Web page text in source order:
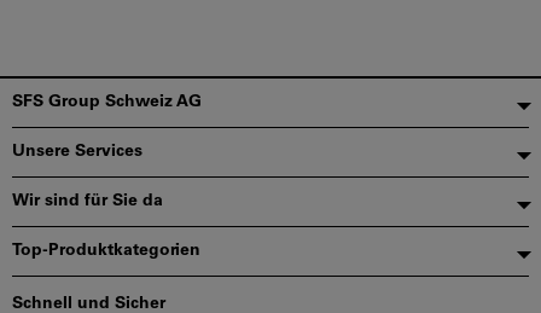
Fußzeile
SFS Group Schweiz AG
Unsere Services
Wir sind für Sie da
Top-Produktkategorien
Schnell und Sicher